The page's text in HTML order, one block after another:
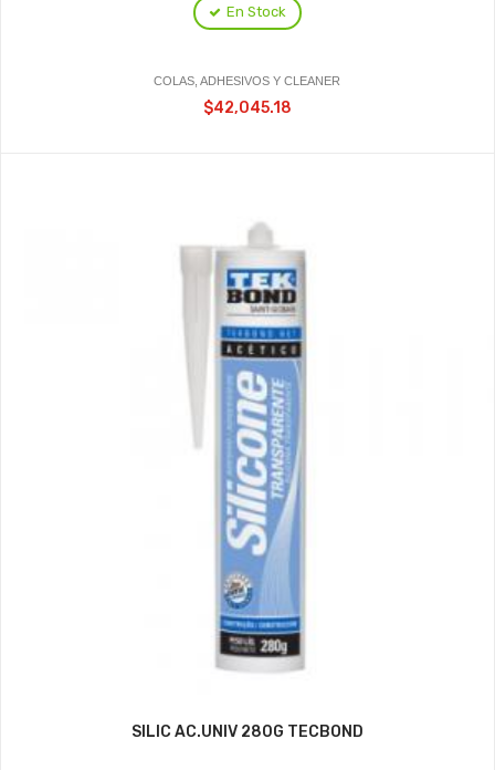
En Stock
COLAS, ADHESIVOS Y CLEANER
$42,045.18
SILIC AC.UNIV 280G TECBOND